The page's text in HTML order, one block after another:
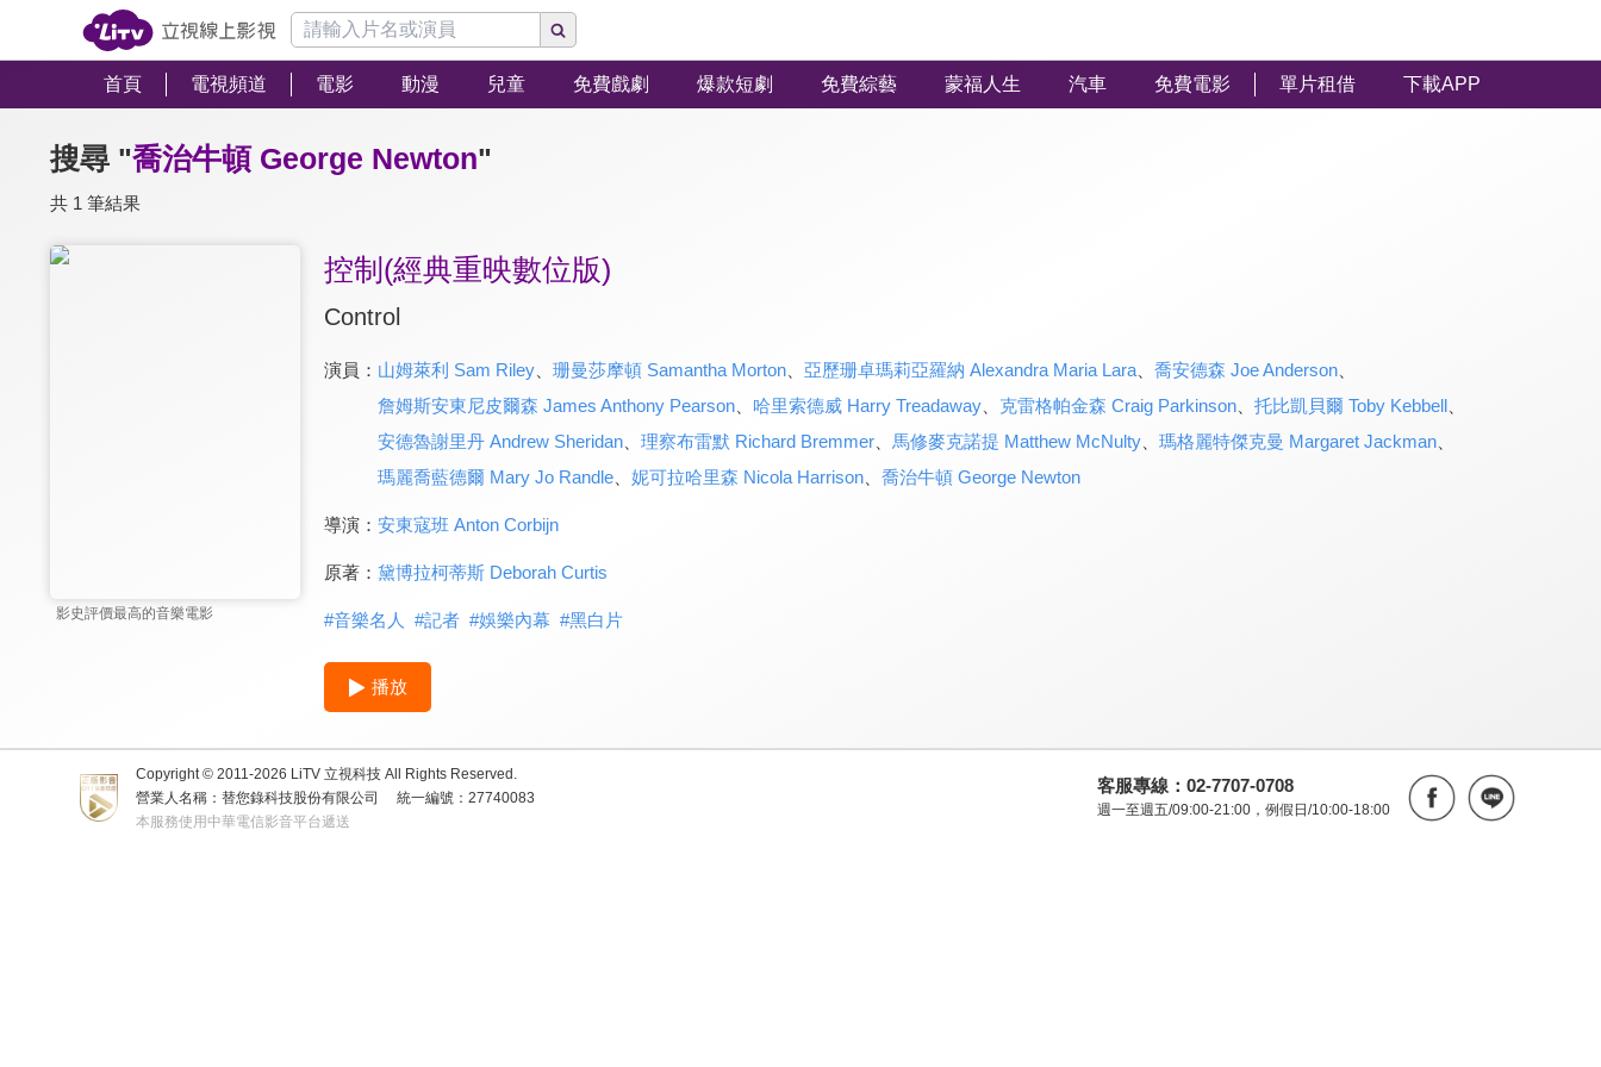
首頁 電視頻道 電影 動漫 兒童 免費戲劇 爆款短劇 免費綜藝 蒙福人生 汽車 免費電影 單片租借 下載APP
搜尋 "喬治牛頓 George Newton"
共 1 筆結果
影史評價最高的音樂電影
控制(經典重映數位版)
Control
演員： 山姆萊利 Sam Riley、 珊曼莎摩頓 Samantha Morton、 亞歷珊卓瑪莉亞羅納 Alexandra Maria Lara、 喬安德森 Joe Anderson、
詹姆斯安東尼皮爾森 James Anthony Pearson、 哈里索德威 Harry Treadaway、 克雷格帕金森 Craig Parkinson、 托比凱貝爾 Toby Kebbell、
安德魯謝里丹 Andrew Sheridan、 理察布雷默 Richard Bremmer、 馬修麥克諾提 Matthew McNulty、 瑪格麗特傑克曼 Margaret Jackman、
瑪麗喬藍德爾 Mary Jo Randle、 妮可拉哈里森 Nicola Harrison、 喬治牛頓 George Newton
導演： 安東寇班 Anton Corbijn
原著： 黛博拉柯蒂斯 Deborah Curtis
#音樂名人 #記者 #娛樂內幕 #黑白片
播放
Copyright © 2011-2026 LiTV 立視科技 All Rights Reserved.
營業人名稱：替您錄科技股份有限公司
統一編號：27740083
本服務使用中華電信影音平台遞送
客服專線：02-7707-0708
週一至週五/09:00-21:00，例假日/10:00-18:00